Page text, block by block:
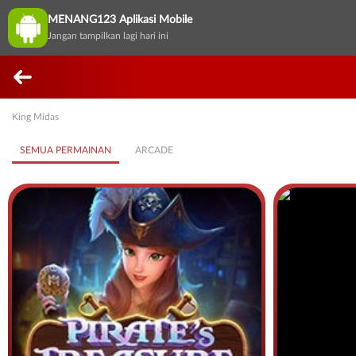
MENANG123 Aplikasi Mobile
Jangan tampilkan lagi hari ini
King Midas
SEMUA PERMAINAN ARCADE